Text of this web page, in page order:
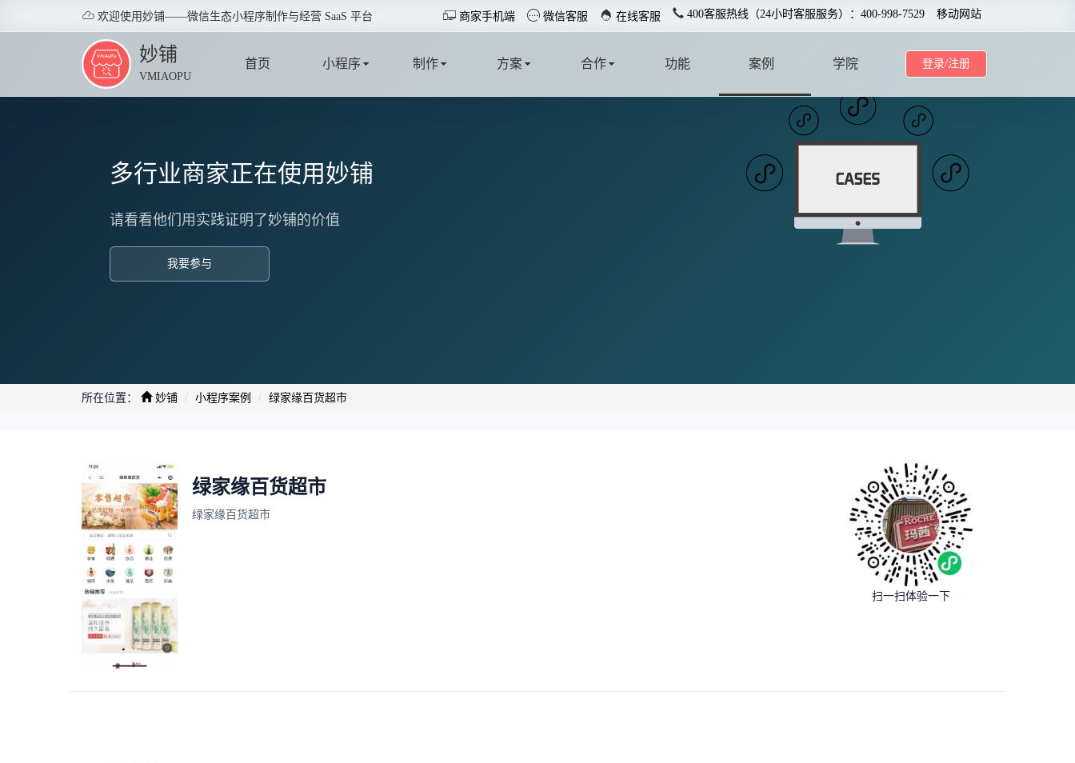
 欢迎使用妙铺——微信生态小程序制作与经营 SaaS 平台  商家手机端  微信客服  在线客服 400客服热线（24小时客服服务）：400-998-7529 移动网站
妙铺
VMIAOPU
登录/注册
首页 小程序 制作 方案 合作 功能 案例 学院
多行业商家正在使用妙铺
请看看他们用实践证明了妙铺的价值
我要参与
所在位置： 妙铺 小程序案例 绿家缘百货超市
绿家缘百货超市
绿家缘百货超市
扫一扫体验一下